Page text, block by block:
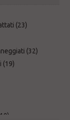
(23)
(32)
(19)